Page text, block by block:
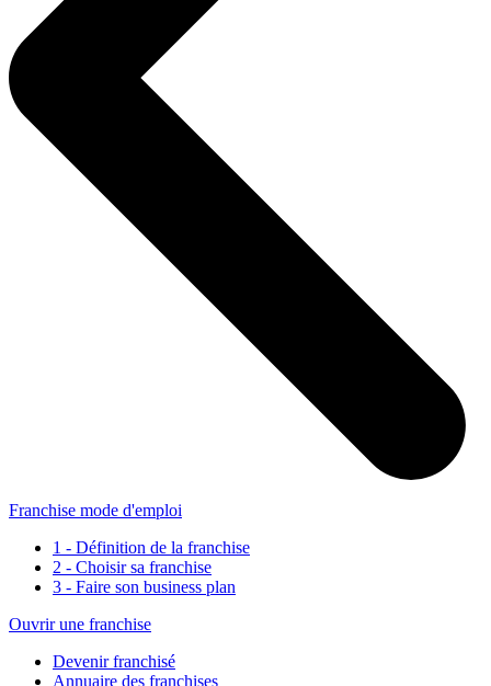
Franchise mode d'emploi
1 - Définition de la franchise
2 - Choisir sa franchise
3 - Faire son business plan
Ouvrir une franchise
Devenir franchisé
Annuaire des franchises